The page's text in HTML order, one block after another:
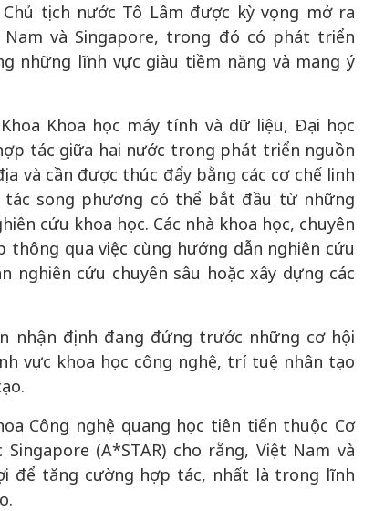
tịch nước Tô Lâm được kỳ vọng mở ra
và Singapore, trong đó có phát triển
những lĩnh vực giàu tiềm năng và mang ý
Khoa học máy tính và dữ liệu, Đại học
tác giữa hai nước trong phát triển nguồn
và cần được thúc đẩy bằng các cơ chế linh
song phương có thể bắt đầu từ những
cứu khoa học. Các nhà khoa học, chuyên
qua việc cùng hướng dẫn nghiên cứu
nghiên cứu chuyên sâu hoặc xây dựng các
nhận định đang đứng trước những cơ hội
vực khoa học công nghệ, trí tuệ nhân tạo
Công nghệ quang học tiên tiến thuộc Cơ
(A*STAR) cho rằng, Việt Nam và
để tăng cường hợp tác, nhất là trong lĩnh